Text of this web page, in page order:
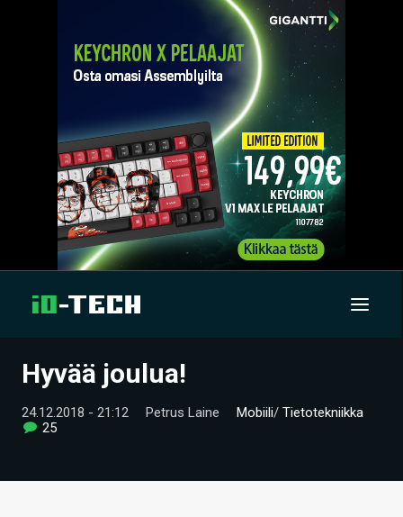
UUTISET
ARTIKKELIT
Hyvää joulua!
24.12.2018 - 21:12 Petrus Laine Mobiili/ Tietotekniikka
25